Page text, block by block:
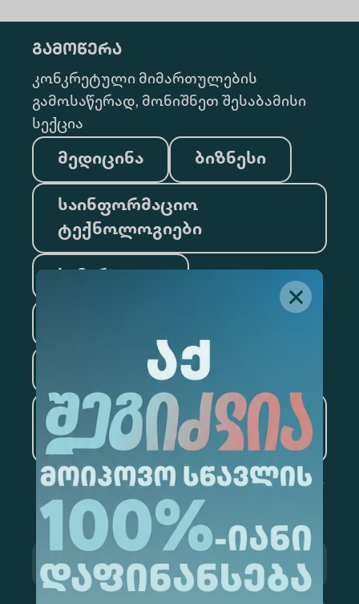
გამოწერა
კონკრეტული მიმართულების
გამოსაწერად, მონიშნეთ შესაბამისი
სექცია
მედიცინა ბიზნესი
საინფორმაციო
ტექნოლოგიები
ხელოვნური ინტელექტი
და მონაცემთა ანალიტიკა